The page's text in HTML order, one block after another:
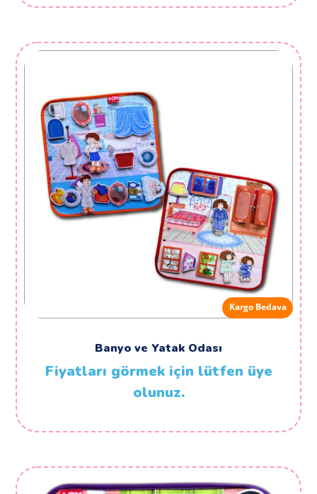
Kargo Bedava
Banyo ve Yatak Odası
Fiyatları görmek için lütfen üye
olunuz.